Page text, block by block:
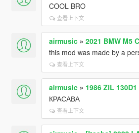
COOL BRO
查看上下文
airmusic» 2021 BMW M5
this mod was made by a
查看上下文
airmusic» 1986 ZIL
КРАСАВА
查看上下文